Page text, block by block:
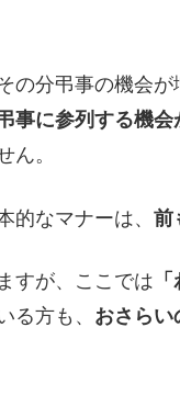
の分弔事の機会が
事に参列する機会
ん。
的なマナーは、 前
すが、ここでは
る方も、 おさらい